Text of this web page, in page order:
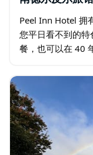
Peel Inn Hotel 拥
您平日看不到的
餐，也可以在 40
的朋友（牵着绳